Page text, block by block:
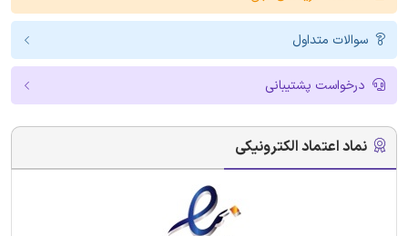
سوالات متداول
درخواست پشتیبانی
نماد اعتماد الکترونیکی